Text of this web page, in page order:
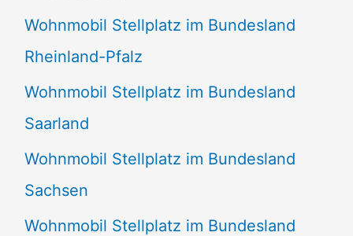
Wohnmobil Stellplatz im Bundesland
Rheinland-Pfalz
Wohnmobil Stellplatz im Bundesland
Saarland
Wohnmobil Stellplatz im Bundesland
Sachsen
Wohnmobil Stellplatz im Bundesland